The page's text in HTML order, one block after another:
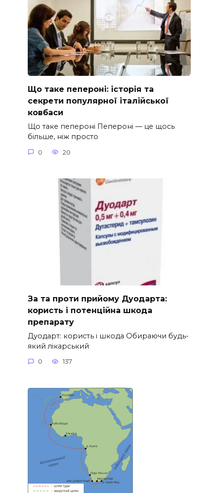
Що таке пепероні: історія та
секрети популярної італійської
ковбаси
Що таке пепероні Пепероні — це щось
більше, ніж просто
0 20
За та проти прийому Дуодарта:
користь і потенційна шкода
препарату
Дуодарт: користь і шкода Обираючи будь-
який лікарський
0 137